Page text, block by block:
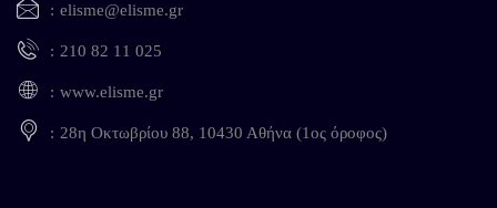
elisme@elisme.gr
210 82 11 025
www.elisme.gr
28η Οκτωβρίου 88, 10430 Αθήνα (1ος όροφος)